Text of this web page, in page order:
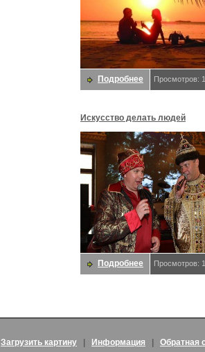
Подробнее Просмотров:
Искусство делать людей
счастливыми - стихия
Подробнее Просмотров:
Загрузить картину Информация
Обратная